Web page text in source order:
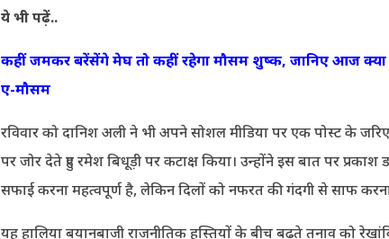
ये भी पढ़ें..
कहीं जमकर बरेंसेंगे मेघ तो कहीं रहेगा मौसम शुष्क, जानिए आज
ए-मौसम
रविवार को दानिश अली ने भी अपने सोशल मीडिया पर एक पोस्ट के
पर जोर देते हुए रमेश बिधूड़ी पर कटाक्ष किया। उन्होंने इस बात पर
सफाई करना महत्वपूर्ण है, लेकिन दिलों को नफरत की गंदगी से साफ
यह हालिया बयानबाजी राजनीतिक हस्तियों के बीच बढ़ते तनाव को